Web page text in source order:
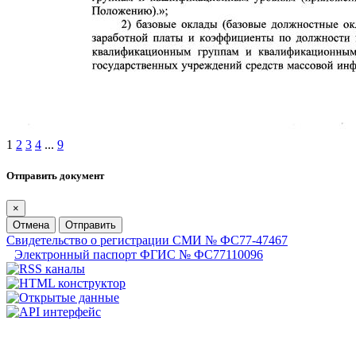
1 2 3 4 ... 9
Отправить документ
×
Отмена
Отправить
Свидетельство о регистрации СМИ № ФС77-47467
Электронный паспорт ФГИС № ФС77110096